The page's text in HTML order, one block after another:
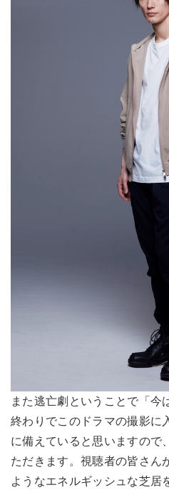
また逃亡劇ということで「今
終わりでこのドラマの撮影に
に備えていると思いますので
ただきます。視聴者の皆さん
ようなエネルギッシュな芝居